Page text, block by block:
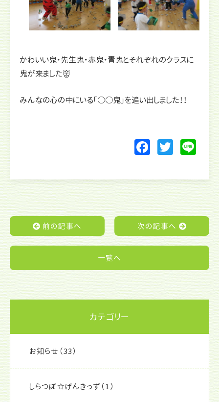
かわいい鬼・先生鬼・赤鬼・青鬼とそれぞれのクラスに
鬼が来ました👹
みんなの心の中にいる「○○鬼」を追い出しました！！
F
c
e
b
o
o
T
itt
er
Li
e
前の記事へ 次の記事へ
一覧へ
カテゴリー
お知らせ （33）
しらつぼ☆げんきっず （1）